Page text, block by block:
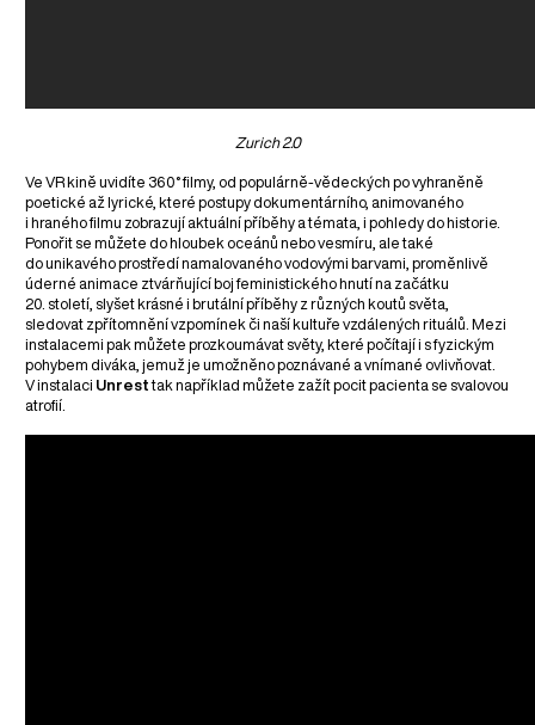
Zurich 2.0
Ve VR kině uvidíte 360° filmy, od populárně-vědeckých po vyhraněně
poetické až lyrické, které postupy dokumentárního, animovaného
i hraného filmu zobrazují aktuální příběhy a témata, i pohledy do historie.
Ponořit se můžete do hloubek oceánů nebo vesmíru, ale také
do unikavého prostředí namalovaného vodovými barvami, proměnlivě
úderné animace ztvárňující boj feministického hnutí na začátku
20. století, slyšet krásné i brutální příběhy z různých koutů světa,
sledovat zpřítomnění vzpomínek či naší kultuře vzdálených rituálů. Mezi
instalacemi pak můžete prozkoumávat světy, které počítají i s fyzickým
pohybem diváka, jemuž je umožněno poznávané a vnímané ovlivňovat.
V instalaci Unresttak například můžete zažít pocit pacienta se svalovou
atrofií.